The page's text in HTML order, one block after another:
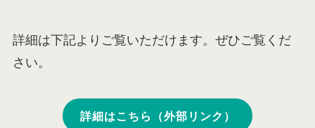
詳細は下記よりご覧いただけます。ぜひご覧くだ
さい。
詳細はこちら（外部リンク）